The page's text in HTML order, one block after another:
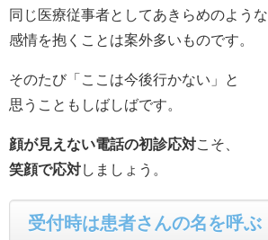
同じ医療従事者としてあきらめのような
感情を抱くことは案外多いものです。
そのたび「ここは今後行かない」と
思うこともしばしばです。
顔が見えない電話の初診応対こそ、
笑顔で応対しましょう。
受付時は患者さんの名を呼ぶ